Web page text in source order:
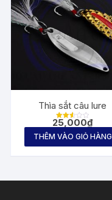
Thìa sắt câu lure
Được
hạng
5
25,000₫
THÊM VÀO GIỎ HÀNG